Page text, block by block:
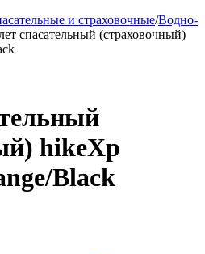
и страховочные/Водно-
спасательный (страховочный)
hikeXp
Black